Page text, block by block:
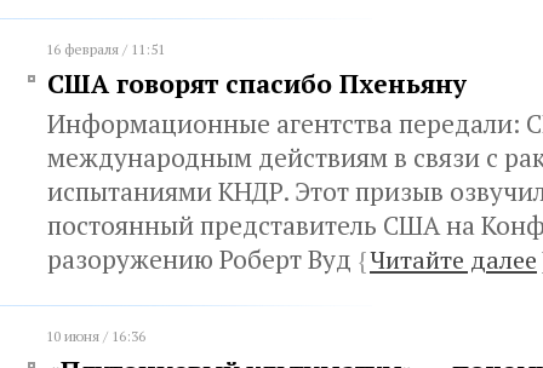
16 февраля / 11:51
США говорят спасибо Пхеньяну
Информационные агентства передали:
международным действиям в связи с
испытаниями КНДР. Этот призыв
постоянный представитель США на
разоружению Роберт Вуд {Читайте далее
10 июня / 16:36